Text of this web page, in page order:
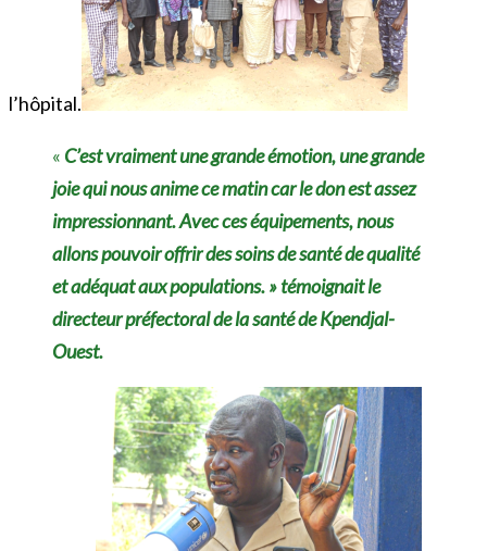
l’hôpital.
« C’est vraiment une grande émotion, une grande
joie qui nous anime ce matin car le don est assez
impressionnant. Avec ces équipements, nous
allons pouvoir offrir des soins de santé de qualité
et adéquat aux populations. » témoignait le
directeur préfectoral de la santé de Kpendjal-
Ouest.